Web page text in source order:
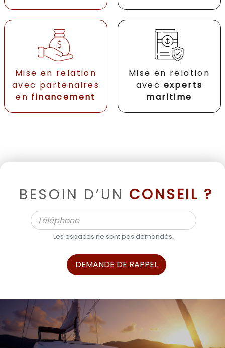
Mise en relation
avec partenaires
en financement
Mise en relation
avec experts
maritime
BESOIN D’UN CONSEIL ?
Les espaces ne sont pas demandés.
DEMANDE DE RAPPEL